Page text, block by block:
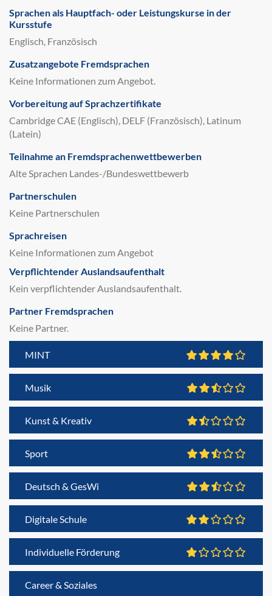
Sprachen als Hauptfach- oder Leistungskurse in der
Kursstufe
Englisch, Französisch
Zusatzangebote Fremdsprachen
Keine Informationen zum Angebot.
Vorbereitung auf Sprachzertifikate
Cambridge CAE (Englisch), DELF (Französisch), Latinum
(Latein)
Teilnahme an Fremdsprachenwettbewerben
Alte Sprachen Landes-/Bundeswettbewerb
Partnerschulen
Keine Partnerschulen
Sprachreisen
Keine Informationen zum Angebot
Verpflichtender Auslandsaufenthalt
Kein verpflichtender Auslandsaufenthalt.
Partner Fremdsprachen
Keine Partner.
MINT
Musik
Kunst & Kreativ
Sport
Deutsch & GesWi
Digitale Schule
Individuelle Förderung
Career & Soziales